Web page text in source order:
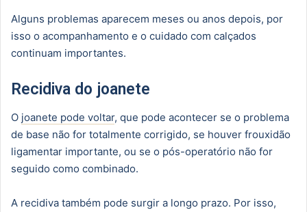
Alguns problemas aparecem meses ou anos depois, por
isso o acompanhamento e o cuidado com calçados
continuam importantes.
Recidiva do joanete
O joanete pode voltar, que pode acontecer se o problema
de base não for totalmente corrigido, se houver frouxidão
ligamentar importante, ou se o pós-operatório não for
seguido como combinado.
A recidiva também pode surgir a longo prazo. Por isso,